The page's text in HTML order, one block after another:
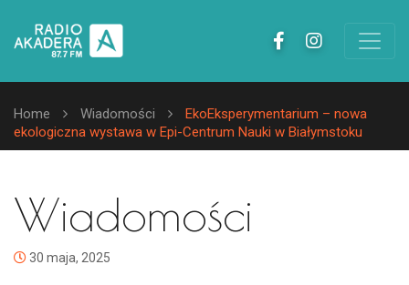
Home Wiadomości
EkoEksperymentarium – nowa
ekologiczna wystawa w Epi-Centrum Nauki w Białymstoku
Wiadomości
30 maja, 2025